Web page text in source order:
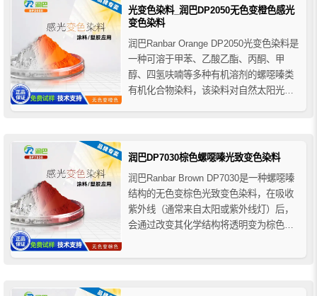
泛应用于塑料、涂料和油墨等工业。
光变色染料_润巴DP2050无色变橙色感光
变色染料
润巴Ranbar Orange DP2050光变色染料是
一种可溶于甲苯、乙酸乙酯、丙酮、甲
醇、四氢呋喃等多种有机溶剂的螺噁嗪类
有机化合物染料，该染料对自然太阳光辐
阳光或紫外线被去除时，染料将恢复到静
润巴DP7030棕色螺噁嗪光致变色染料
润巴Ranbar Brown DP7030是一种螺噁嗪
结构的无色变棕色光致变色染料，在吸收
紫外线（通常来自太阳或紫外线灯）后，
会通过改变其化学结构将透明变为棕色，
状态。根据应用的不同，它们可以反复循